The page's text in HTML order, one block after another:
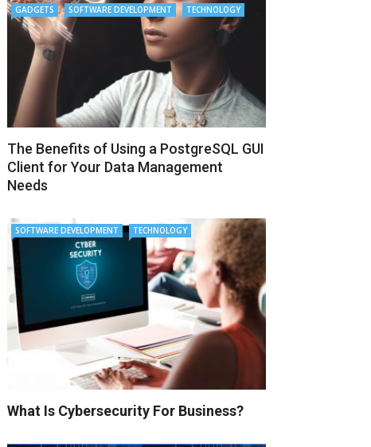
GADGETS SOFTWARE DEVELOPMENT TECHNOLOGY
The Benefits of Using a PostgreSQL GUI
Client for Your Data Management
Needs
SOFTWARE DEVELOPMENT TECHNOLOGY
What Is Cybersecurity For Business?